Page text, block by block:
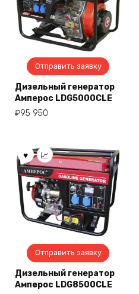
Отправить заявку
Дизельный генератор
Амперос LDG5000СLE
₽95 950
Отправить заявку
Дизельный генератор
Амперос LDG8500CLE